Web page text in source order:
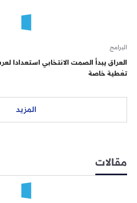
البرامج
العراق يبدأ الصمت الانتخابي استعدادا
تغطية خاصة
المزيد
مقالات